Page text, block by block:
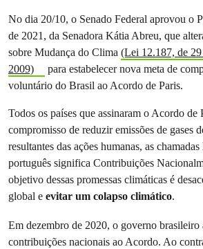
No dia 20/10, o Senado Federal aprovou o
de 2021, da Senadora Kátia Abreu, que
sobre Mudança do Clima (Lei 12.187, de
2009)
para estabelecer nova meta de
voluntário do Brasil ao Acordo de Paris.
Todos os países que assinaram o Acordo de
compromisso de reduzir emissões de gases
resultantes das ações humanas, as chamadas
português significa Contribuições
objetivo dessas promessas climáticas é
global e evitar um colapso climático.
Em dezembro de 2020, o governo brasileiro
contribuições nacionais ao Acordo. Ao